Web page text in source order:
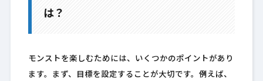
は？
モンストを楽しむためには、いくつかのポイントがあり
ます。まず、目標を設定することが大切です。例えば、